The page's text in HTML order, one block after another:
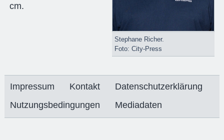
Stephane Richer.
Foto: City-Press
cm.
Impressum Kontakt
Datenschutzerklärung
Nutzungsbedingungen
Mediadaten